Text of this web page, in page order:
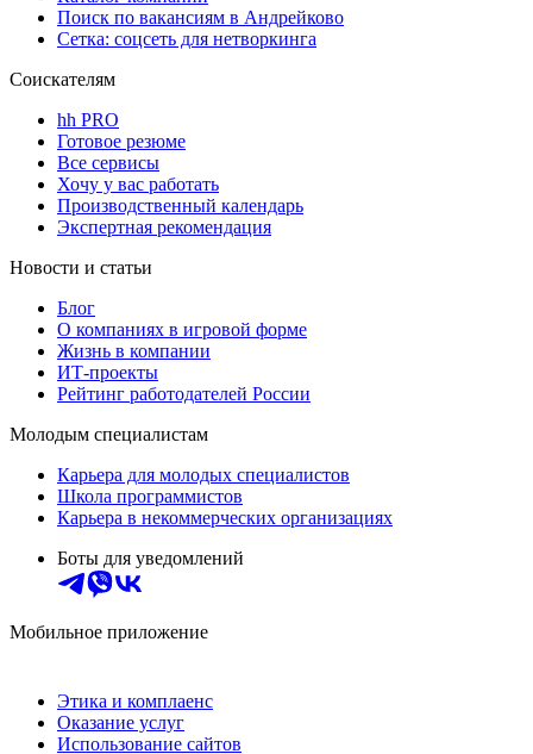
Поиск по вакансиям в Андрейково
Сетка: соцсеть для нетворкинга
Соискателям
hh PRO
Готовое резюме
Все сервисы
Хочу у вас работать
Производственный календарь
Экспертная рекомендация
Новости и статьи
Блог
О компаниях в игровой форме
Жизнь в компании
ИТ-проекты
Рейтинг работодателей России
Молодым специалистам
Карьера для молодых специалистов
Школа программистов
Карьера в некоммерческих организациях
Боты для уведомлений
Мобильное приложение
Этика и комплаенс
Оказание услуг
Использование сайтов